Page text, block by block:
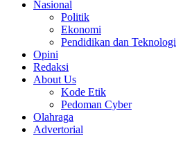
Nasional
Politik
Ekonomi
Pendidikan dan Teknologi
Opini
Redaksi
About Us
Kode Etik
Pedoman Cyber
Olahraga
Advertorial